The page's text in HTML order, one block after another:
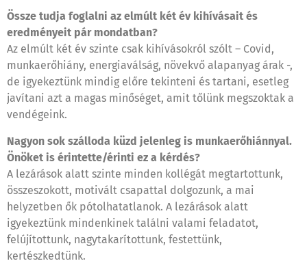
Össze tudja foglalni az elmúlt két év kihívásait és
eredményeit pár mondatban?
Az elmúlt két év szinte csak kihívásokról szólt – Covid,
munkaerőhiány, energiaválság, növekvő alapanyag árak -,
de igyekeztünk mindig előre tekinteni és tartani, esetleg
javítani azt a magas minőséget, amit tőlünk megszoktak a
vendégeink.
Nagyon sok szálloda küzd jelenleg is munkaerőhiánnyal.
Önöket is érintette/érinti ez a kérdés?
A lezárások alatt szinte minden kollégát megtartottunk,
összeszokott, motivált csapattal dolgozunk, a mai
helyzetben ők pótolhatatlanok. A lezárások alatt
igyekeztünk mindenkinek találni valami feladatot,
felújítottunk, nagytakarítottunk, festettünk,
kertészkedtünk.